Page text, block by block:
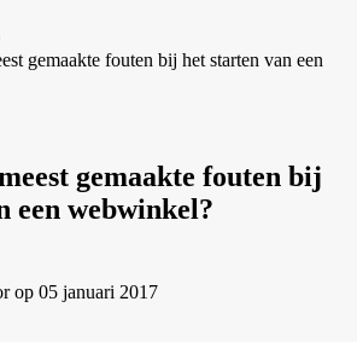
gemaakte fouten bij het starten van een
gemaakte fouten bij
een webwinkel?
op 05 januari 2017